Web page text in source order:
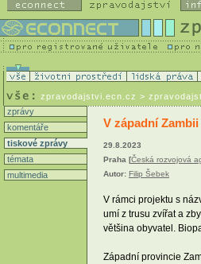
zpravodajstvi.ecn.cz >
zprávy
komentáře
tiskové zprávy
témata
multimedia
V západní
29.8.2023
Praha [Česká rozvojová
Autor: Filip Šebek
V rámci projektu s
umí z trusu zvířat a
většina obyvatel.
Západní provincie